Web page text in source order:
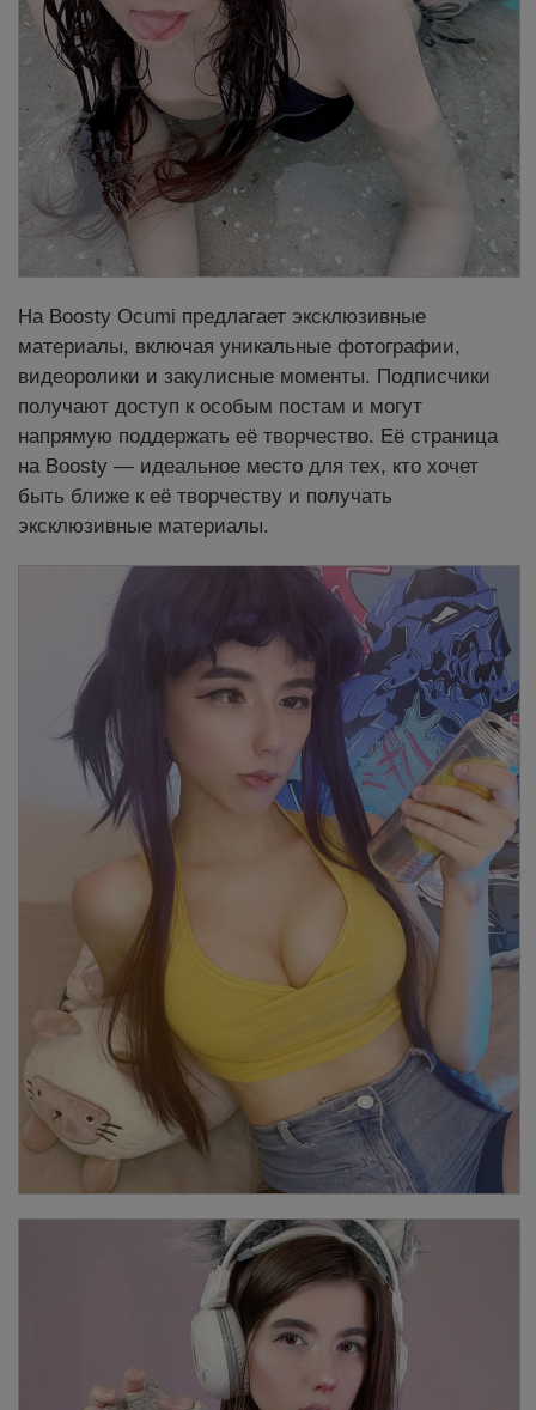
На Boosty Ocumi предлагает эксклюзивные
материалы, включая уникальные фотографии,
видеоролики и закулисные моменты. Подписчики
получают доступ к особым постам и могут
напрямую поддержать её творчество. Её страница
на Boosty — идеальное место для тех, кто хочет
быть ближе к её творчеству и получать
эксклюзивные материалы.